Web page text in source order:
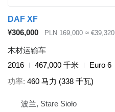
DAF XF
¥306,000
PLN 169,000 ≈ €39,320
木材运输车
2016
467,000 千米
Euro 6
功率 460 马力 (338 千瓦)
波兰, Stare Sioło